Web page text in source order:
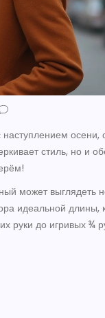
осени,
стиль, но и
может выглядеть
идеальной длины,
руки до игривых ¾